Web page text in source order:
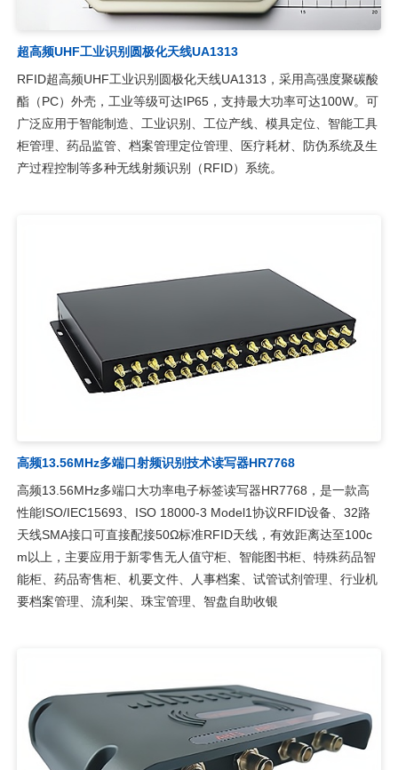
超高频UHF工业识别圆极化天线UA1313
RFID超高频UHF工业识别圆极化天线UA1313，采用高强度聚碳酸
酯（PC）外壳，工业等级可达IP65，支持最大功率可达100W。可
广泛应用于智能制造、工业识别、工位产线、模具定位、智能工具
柜管理、药品监管、档案管理定位管理、医疗耗材、防伪系统及生
产过程控制等多种无线射频识别（RFID）系统。
高频13.56MHz多端口射频识别技术读写器HR7768
高频13.56MHz多端口大功率电子标签读写器HR7768，是一款高
性能ISO/IEC15693、ISO 18000-3 Model1协议RFID设备、32路
天线SMA接口可直接配接50Ω标准RFID天线，有效距离达至100c
m以上，主要应用于新零售无人值守柜、智能图书柜、特殊药品智
能柜、药品寄售柜、机要文件、人事档案、试管试剂管理、行业机
要档案管理、流利架、珠宝管理、智盘自助收银